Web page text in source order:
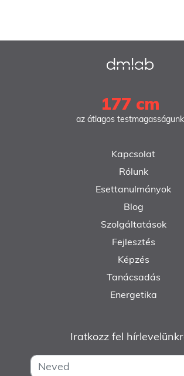
177 cm
az átlagos testmagasságunk
Kapcsolat
Rólunk
Esettanulmányok
Blog
Szolgáltatások
Fejlesztés
Képzés
Tanácsadás
Energetika
Iratkozz fel